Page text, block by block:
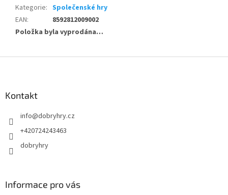
Kategorie: Společenské hry
EAN:
8592812009002
Položka byla vyprodána…
Kontakt
info@dobryhry.cz
+420724243463
dobryhry
Informace pro vás